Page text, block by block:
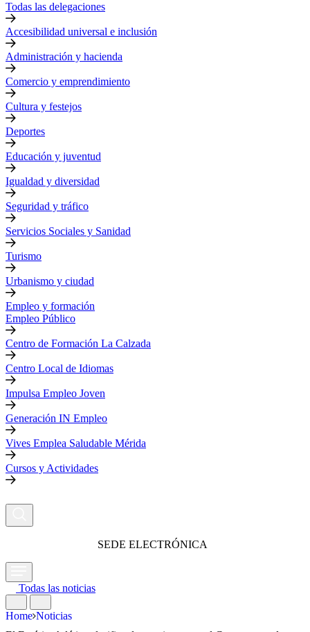
Todas las delegaciones
Accesibilidad universal e inclusión
Administración y hacienda
Comercio y emprendimiento
Cultura y festejos
Deportes
Educación y juventud
Igualdad y diversidad
Seguridad y tráfico
Servicios Sociales y Sanidad
Turismo
Urbanismo y ciudad
Empleo y formación
Empleo Público
Centro de Formación La Calzada
Centro Local de Idiomas
Impulsa Empleo Joven
Generación IN Empleo
Vives Emplea Saludable Mérida
Cursos y Actividades
SEDE ELECTRÓNICA
Todas las noticias
Home Noticias